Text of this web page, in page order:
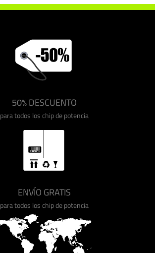
50% DESCUENTO
para todos los chip de potencia
ENVÍO GRATIS
para todos los chip de potencia